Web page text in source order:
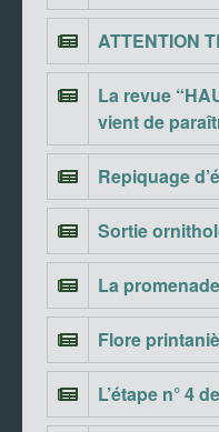
ATTENTION
La revue
vient de
Repiquage
Sortie
La
Flore
L’étape n° 4